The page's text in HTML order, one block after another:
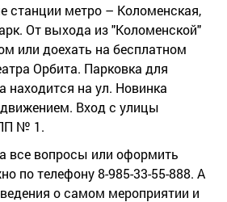
станции метро – Коломенская,
От выхода из "Коломенской"
или доехать на бесплатном
Орбита. Парковка для
находится на ул. Новинка
Вход с улицы
№ 1.
все вопросы или оформить
по телефону 8-985-33-55-888. А
о самом мероприятии и